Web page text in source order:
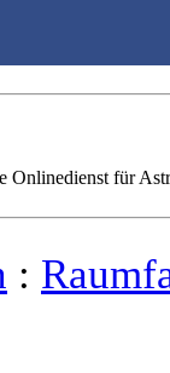
Onlinedienst für
: